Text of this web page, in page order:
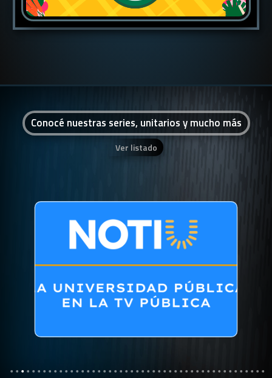
Conocé nuestras series, unitarios y mucho más
Ver listado